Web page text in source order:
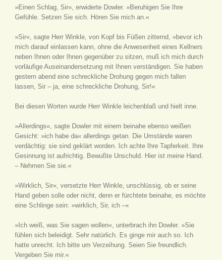
»Einen Schlag, Sir«, erwiderte Dowler. »Beruhigen Sie Ihre
Gefühle. Setzen Sie sich. Hören Sie mich an.«
»Sir«, sagte Herr Winkle, von Kopf bis Füßen zitternd, »bevor ich
mich darauf einlassen kann, ohne die Anwesenheit eines Kellners
neben Ihnen oder Ihnen gegenüber zu sitzen, muß ich mich durch
vorläufige Auseinandersetzung mit Ihnen verständigen. Sie haben
gestern abend eine schreckliche Drohung gegen mich fallen
lassen, Sir – ja, eine schreckliche Drohung, Sir!«
Bei diesen Worten wurde Herr Winkle leichenblaß und hielt inne.
»Allerdings«, sagte Dowler mit einem beinahe ebenso weißen
Gesicht: »ich habe da« allerdings getan. Die Umstände waren
verdächtig: sie sind geklärt worden. Ich achte Ihre Tapferkeit. Ihre
Gesinnung ist aufrichtig. Bewußte Unschuld. Hier ist meine Hand.
– Nehmen Sie sie.«
»Wirklich, Sir«, versetzte Herr Winkle, unschlüssig, ob er seine
Hand geben solle oder nicht, denn er fürchtete beinahe, es möchte
eine Schlinge sein: »wirklich, Sir, ich –«
»Ich weiß, was Sie sagen wollen«, unterbrach ihn Dowler. »Sie
fühlen sich beleidigt. Sehr natürlich. Es ginge mir auch so. Ich
hatte unrecht. Ich bitte um Verzeihung. Seien Sie freundlich.
Vergeben Sie mir.«